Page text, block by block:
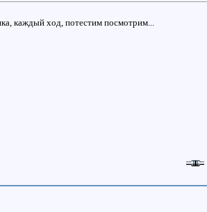
каждый ход, потестим посмотрим...